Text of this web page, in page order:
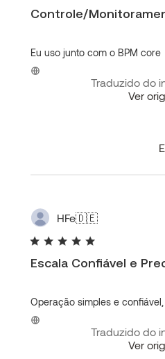
Controle/
Eu uso junto com o BPM core
Traduzido do
Ver
HFe🇩🇪
Escala Confiável e
Operação simples e
Traduzido do
Ver